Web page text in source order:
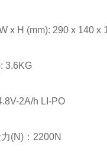
H (mm): 290 x 140 x
2A/h LI-PO
：2200N